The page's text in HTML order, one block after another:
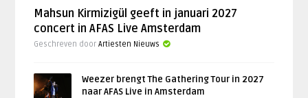
Mahsun Kirmizigül geeft in januari 2027
concert in AFAS Live Amsterdam
Geschreven doorArtiesten Nieuws
Weezer brengt The Gathering Tour in 2027
naar AFAS Live in Amsterdam